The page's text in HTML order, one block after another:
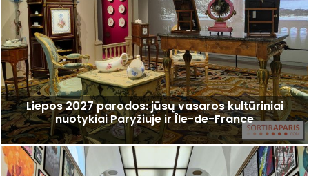
Liepos 2027 parodos: jūsų vasaros kultūriniai
nuotykiai Paryžiuje ir Île-de-France